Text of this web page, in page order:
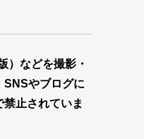
）などを撮影・
SNSやブログに
止されていま